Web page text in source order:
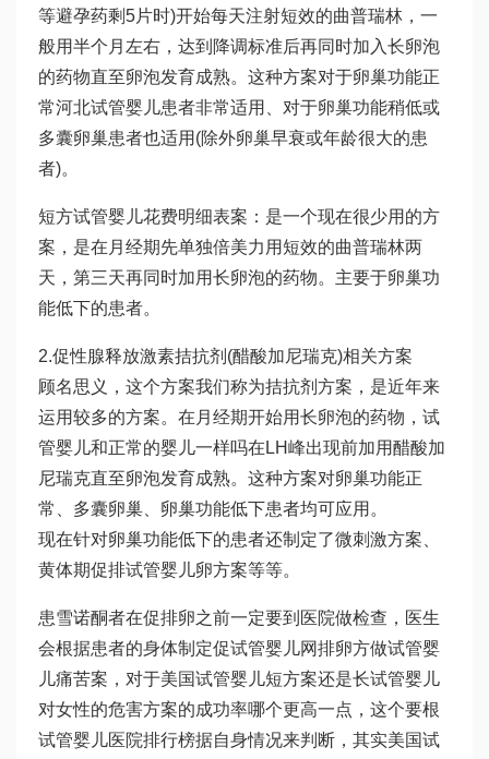
等避孕药剩5片时)开始每天注射短效的曲普瑞林，一
般用半个月左右，达到降调标准后再同时加入长卵泡
的药物直至卵泡发育成熟。这种方案对于卵巢功能正
常河北试管婴儿患者非常适用、对于卵巢功能稍低或
多囊卵巢患者也适用(除外卵巢早衰或年龄很大的患
者)。
短方试管婴儿花费明细表案：是一个现在很少用的方
案，是在月经期先单独倍美力 用短效的曲普瑞林两
天，第三天再同时加用长卵泡的药物。主要于卵巢功
能低下的患者。
2.促性腺释放激素拮抗剂(醋酸加尼瑞克)相关方案
顾名思义，这个方案我们称为拮抗剂方案，是近年来
运用较多的方案。在月经期开始用长卵泡的药物， 试
管婴儿和正常的婴儿一样吗在LH峰出现前加用醋酸加
尼瑞克直至卵泡发育成熟。这种方案对卵巢功能正
常、多囊卵巢、卵巢功能低下患者均可应用。
现在针对卵巢功能低下的患者还制定了微刺激方案、
黄体期促排试管婴儿卵方案等等。
患雪诺酮者在促排卵之前一定要到医院做检查，医生
会根据患者的身体制定促试管婴儿网排卵方做试管婴
儿痛苦案，对于美国试管婴儿短方案还是长试管婴儿
对女性的危害方案的成功率哪个更高一点，这个要根
试管婴儿医院排行榜据自身情况来判断，其实美国试